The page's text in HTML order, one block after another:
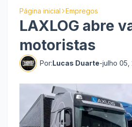
Página inicial Empregos
LAXLOG abre
motoristas
Por:Lucas Duarte-julho 05,